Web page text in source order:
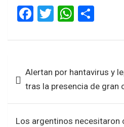
F
ce
o
o
k
T
tt
W
at
A
p
p
ar
de
entradas
Alertan por hantavirus y
tras la presencia de gran
Los argentinos necesitaron